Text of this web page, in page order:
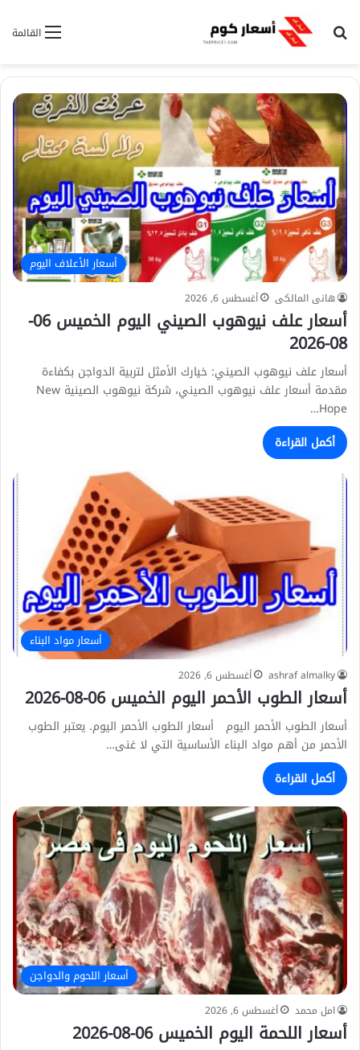
القائمة بحث عن
أسعار الأعلاف اليوم
هانى المالكى أغسطس 6, 2026
أسعار علف نيوهوب الصيني اليوم الخميس 06-
08-2026
أسعار علف نيوهوب الصيني: خيارك الأمثل لتربية الدواجن بكفاءة
مقدمة أسعار علف نيوهوب الصيني، شركة نيوهوب الصينية New
Hope…
أكمل القراءة
أسعار مواد البناء
ashraf almalky أغسطس 6, 2026
أسعار الطوب الأحمر اليوم الخميس 06-08-2026
أسعار الطوب الأحمر اليوم أسعار الطوب الأحمر اليوم. يعتبر الطوب
الأحمر من أهم مواد البناء الأساسية التي لا غنى…
أكمل القراءة
أسعار اللحوم والدواجن
امل محمد أغسطس 6, 2026
أسعار اللحمة اليوم الخميس 06-08-2026